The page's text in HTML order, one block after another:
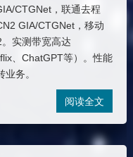
CTGNet，联通去程
GIA/CTGNet，移动
实测带宽高达
、ChatGPT等）。性能
务。
阅读全文